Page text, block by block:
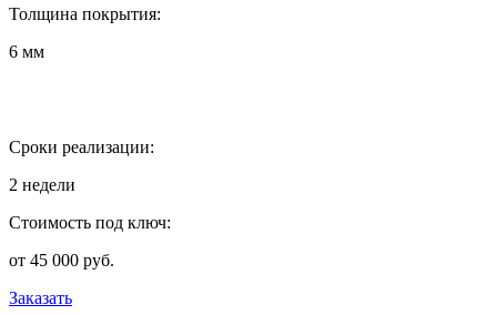
Толщина покрытия:
6 мм
Сроки реализации:
2 недели
Стоимость под ключ:
от 45 000 руб.
Заказать